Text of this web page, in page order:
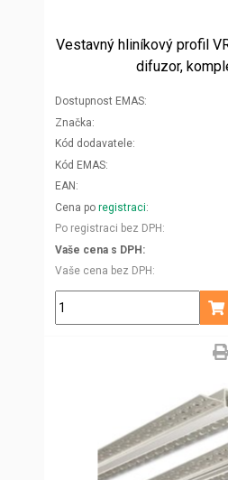
Vestavný hliníkový profil
difuzor,
Dostupnost EMAS
Značka
Kód dodavatele
Kód EMAS
EAN
Cena po registraci
Po registraci bez DPH
Vaše cena s DPH
Vaše cena bez DPH
m